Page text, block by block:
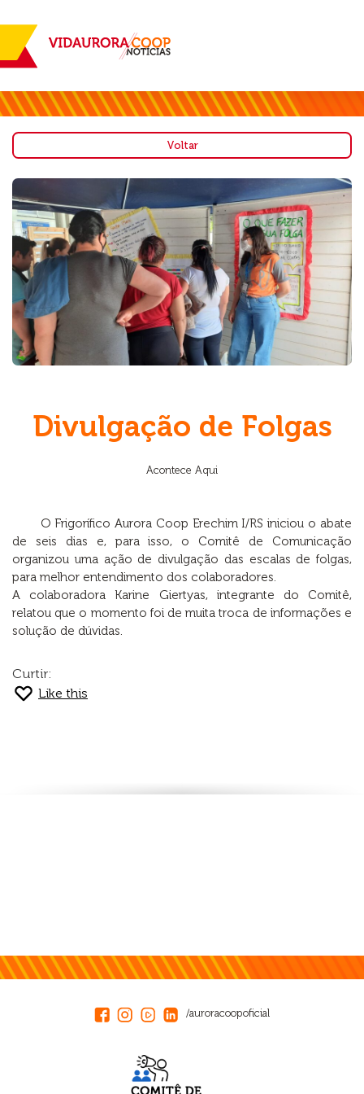
Voltar
Divulgação de Folgas
Acontece Aqui
O Frigorífico Aurora Coop Erechim I/RS iniciou o abate
de seis dias e, para isso, o Comitê de Comunicação
organizou uma ação de divulgação das escalas de folgas,
para melhor entendimento dos colaboradores.
A colaboradora Karine Giertyas, integrante do Comitê,
relatou que o momento foi de muita troca de informações e
solução de dúvidas.
Curtir:
Like this
/auroracoopoficial